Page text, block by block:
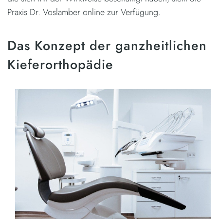
Praxis Dr. Voslamber online zur Verfügung.
Das Konzept der ganzheitlichen
Kieferorthopädie